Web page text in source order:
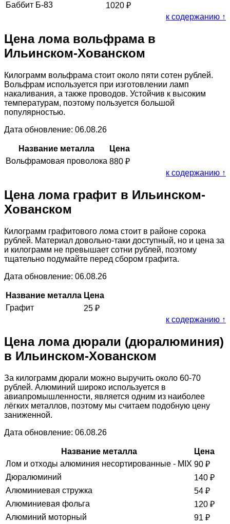
Баббит Б-83
1020 ₽
к содержанию ↑
Цена лома вольфрама в
Ильинском-Хованском
Килограмм вольфрама стоит около пяти сотен рублей.
Вольфрам используется при изготовлении ламп
накаливания, а также проводов. Устойчив к высоким
температурам, поэтому пользуется большой
популярностью.
Дата обновление: 06.08.26
Название металла
Цена
Вольфрамовая проволока 880 ₽
к содержанию ↑
Цена лома графит в Ильинском-
Хованском
Килограмм графитового лома стоит в районе сорока
рублей. Материал довольно-таки доступный, но и цена за
и килограмм не превышает сотни рублей, поэтому
тщательно подумайте перед сбором графита.
Дата обновление: 06.08.26
Название металла Цена
Графит
25 ₽
к содержанию ↑
Цена лома дюрали (дюралюминия)
в Ильинском-Хованском
За килограмм дюрали можно выручить около 60-70
рублей. Алюминий широко используется в
авиапромышленности, является одним из наиболее
лёгких металлов, поэтому мы считаем подобную цену
заниженной.
Дата обновление: 06.08.26
Название металла
Цена
Лом и отходы алюминия несортированные - MIX 90 ₽
Дюралюминий
140 ₽
Алюминиевая стружка
54 ₽
Алюминиевая фольга
120 ₽
Алюминий моторный
91 ₽